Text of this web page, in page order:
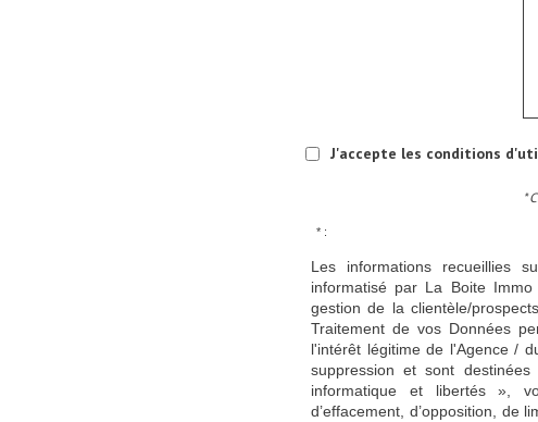
J'accepte les conditions
*
* :
Les informations recueillies
informatisé par La Boite
gestion de la clientèle/
Traitement de vos Données
l'intérêt légitime de l'Agence /
suppression et sont
informatique et libertés »,
d’effacement, d’opposition, de